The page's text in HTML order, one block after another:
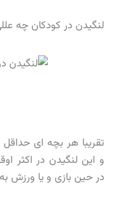
لنگیدن در کودکان چه
تقریبا هر بچه ای
و این لنگیدن در اکثر
در حین بازی و یا ورزش